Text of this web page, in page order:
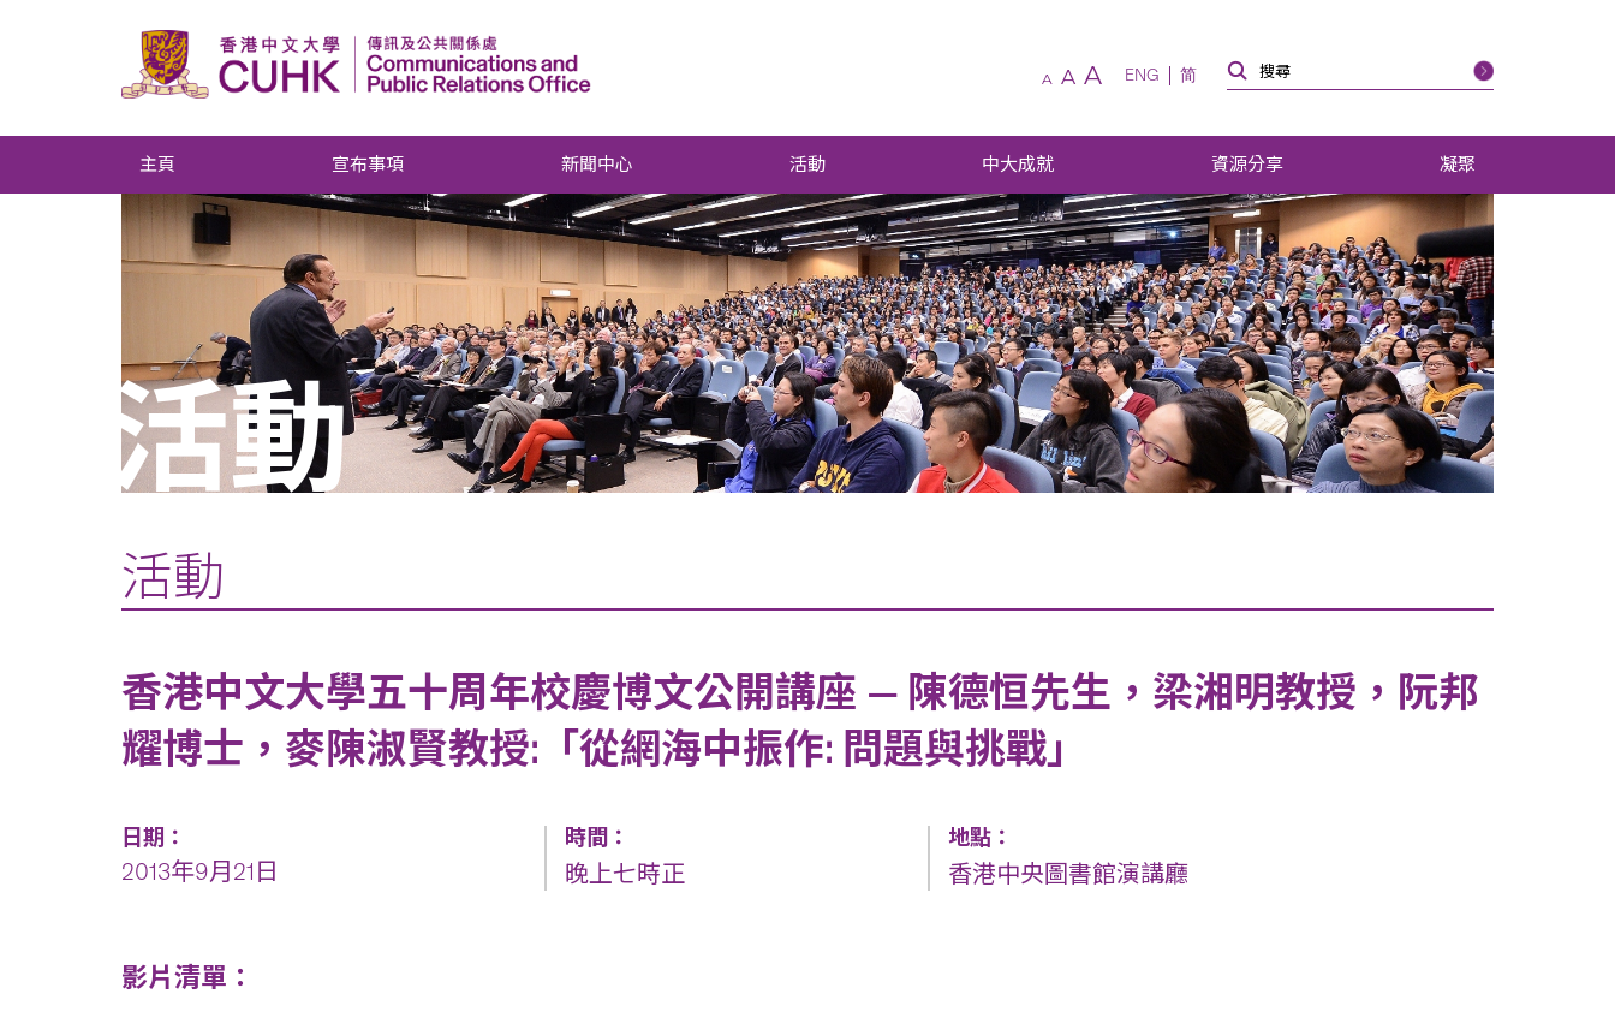
A A A ENG 简
主頁 宣布事項 新聞中心 活動 中大成就 資源分享 凝聚
活動
活動
香港中文大學五十周年校慶博文公開講座 — 陳德恒先生，梁湘明教授，阮邦
耀博士，麥陳淑賢教授:「從網海中振作: 問題與挑戰」
日期：
2013年9月21日
時間：
晚上七時正
地點：
香港中央圖書館演講廳
影片清單：